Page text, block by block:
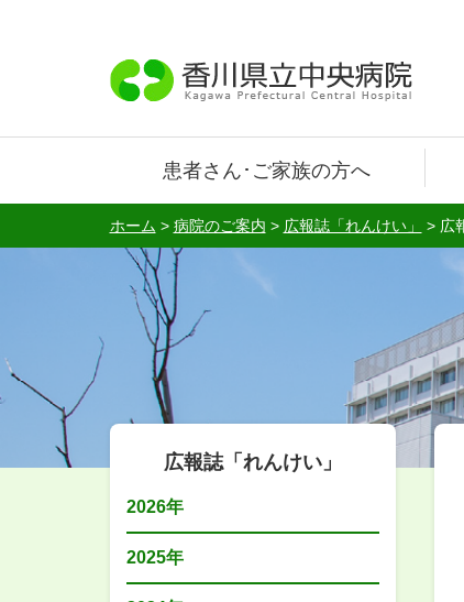
患者さん･ご家族の方へ
ホーム > 病院のご案内 > 広報誌「れんけい」 > 広
広報誌「れんけい」
2026年
2025年